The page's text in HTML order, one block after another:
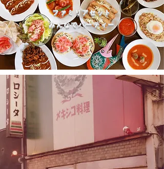
ファミリアセット
​みんなでパーティー